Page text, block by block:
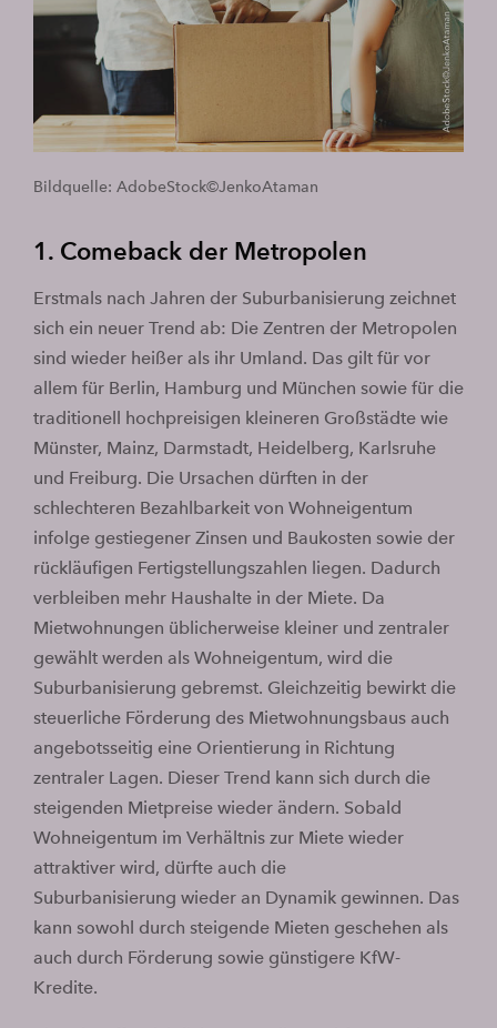
Bildquelle: AdobeStock©JenkoAtaman
1. Comeback der Metropolen
Erstmals nach Jahren der Suburbanisierung zeichnet
sich ein neuer Trend ab: Die Zentren der Metropolen
sind wieder heißer als ihr Umland. Das gilt für vor
allem für Berlin, Hamburg und München sowie für die
traditionell hochpreisigen kleineren Großstädte wie
Münster, Mainz, Darmstadt, Heidelberg, Karlsruhe
und Freiburg. Die Ursachen dürften in der
schlechteren Bezahlbarkeit von Wohneigentum
infolge gestiegener Zinsen und Baukosten sowie der
rückläufigen Fertigstellungszahlen liegen. Dadurch
verbleiben mehr Haushalte in der Miete. Da
Mietwohnungen üblicherweise kleiner und zentraler
gewählt werden als Wohneigentum, wird die
Suburbanisierung gebremst. Gleichzeitig bewirkt die
steuerliche Förderung des Mietwohnungsbaus auch
angebotsseitig eine Orientierung in Richtung
zentraler Lagen. Dieser Trend kann sich durch die
steigenden Mietpreise wieder ändern. Sobald
Wohneigentum im Verhältnis zur Miete wieder
attraktiver wird, dürfte auch die
Suburbanisierung wieder an Dynamik gewinnen. Das
kann sowohl durch steigende Mieten geschehen als
auch durch Förderung sowie günstigere KfW-
Kredite.